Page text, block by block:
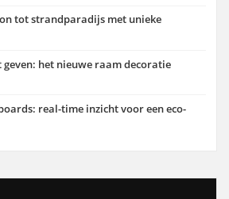
tot strandparadijs met unieke
geven: het nieuwe raam decoratie
real-time inzicht voor een eco-